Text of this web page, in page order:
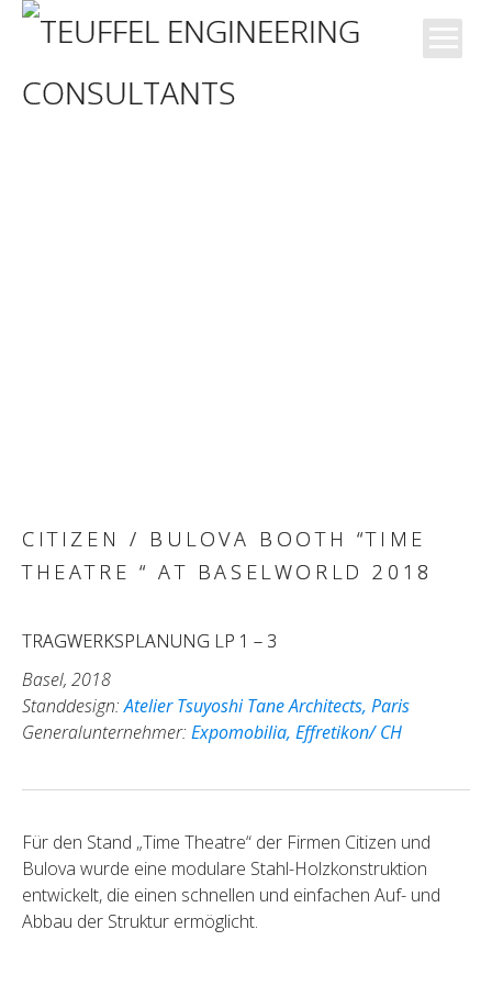
News
CITIZEN / BULOVA BOOTH “TIME
THEATRE “ AT BASELWORLD 2018
TRAGWERKSPLANUNG LP 1 – 3
Basel, 2018
Standdesign:Atelier Tsuyoshi Tane Architects, Paris
Generalunternehmer:Expomobilia, Effretikon/ CH
Für den Stand „Time Theatre“ der Firmen Citizen und
Bulova wurde eine modulare Stahl-Holzkonstruktion
entwickelt, die einen schnellen und einfachen Auf- und
Abbau der Struktur ermöglicht.